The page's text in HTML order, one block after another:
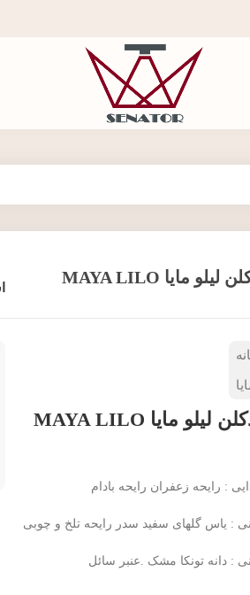
عطر ادکلن لیلو مایا MAYA LILO
عطر ادکلن لیلو مایا MAYA LILO
: رایحه زعفران رایحه بادام
: یاس گلهای سفید سدر رایحه تلخ و چوبی
: دانه تونکا مشک .عنبر سائل